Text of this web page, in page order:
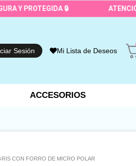
🔒 ATENCIÓN
Sesión Mi Lista de Deseos
ACCESORIOS
CON FORRO DE MICRO POLAR